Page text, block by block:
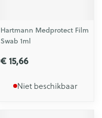
Hartmann Medprotect Film
Swab 1ml
€ 15,66
Niet beschikbaar